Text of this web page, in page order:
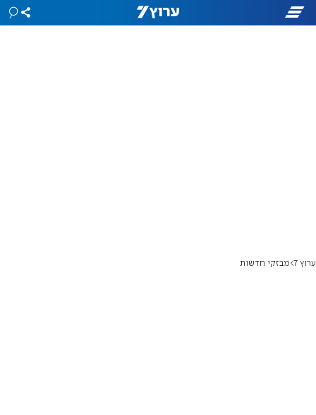
ערוץ 7 מבזקי חדשות